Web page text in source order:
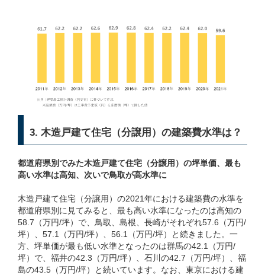
3. 木造戸建て住宅（分譲用）の建築費水準は？
都道府県別でみた木造戸建て住宅（分譲用）の坪単価、最も
高い水準は高知、次いで鳥取が高水準に
木造戸建て住宅（分譲用）の2021年における建築費の水準を
都道府県別に見てみると、最も高い水準になったのは高知の
58.7（万円/坪）で、鳥取、島根、長崎がそれぞれ57.6（万円/
坪）、57.1（万円/坪）、56.1（万円/坪）と続きました。一
方、坪単価が最も低い水準となったのは群馬の42.1（万円/
坪）で、福井の42.3（万円/坪）、石川の42.7（万円/坪）、福
島の43.5（万円/坪）と続いています。なお、東京における建